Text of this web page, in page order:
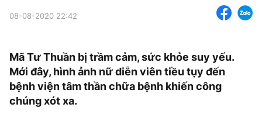
08-08-2020 22:42
Mã Tư Thuần bị trầm cảm, sức khỏe suy yếu.
Mới đây, hình ảnh nữ diễn viên tiều tụy đến
bệnh viện tâm thần chữa bệnh khiến công
chúng xót xa.